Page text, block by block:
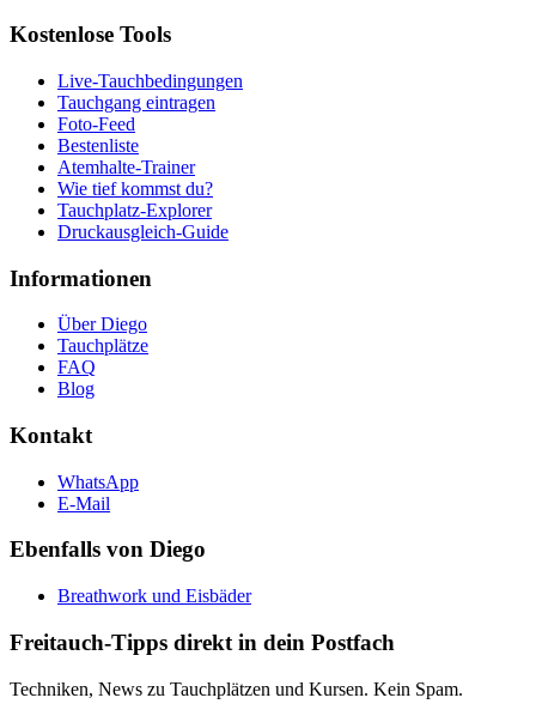
Kostenlose Tools
Live-Tauchbedingungen
Tauchgang eintragen
Foto-Feed
Bestenliste
Atemhalte-Trainer
Wie tief kommst du?
Tauchplatz-Explorer
Druckausgleich-Guide
Informationen
Über Diego
Tauchplätze
FAQ
Blog
Kontakt
WhatsApp
E-Mail
Ebenfalls von Diego
Breathwork und Eisbäder
Freitauch-Tipps direkt in dein Postfach
Techniken, News zu Tauchplätzen und Kursen. Kein Spam.